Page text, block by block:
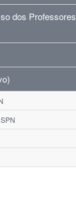
dos Professores